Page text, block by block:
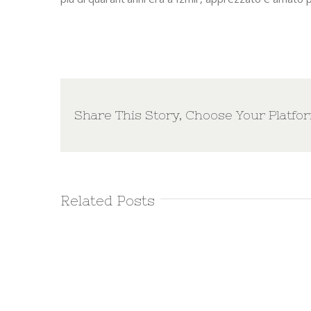
Share This Story, Choose Your
Related Posts